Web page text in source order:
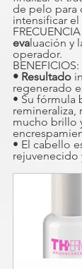
de pelo para
intensificar
FRECUENCIA
evaluación y
operador.
BENEFICIOS:
• Resultado
regenerado
• Su fórmula
remineraliza,
mucho brillo
• El cabello
rejuvenecido